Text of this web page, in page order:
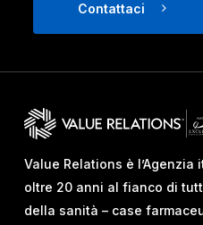
Contattaci
Value Relations è l’Agenzia
oltre 20 anni al fianco di
della sanità – case